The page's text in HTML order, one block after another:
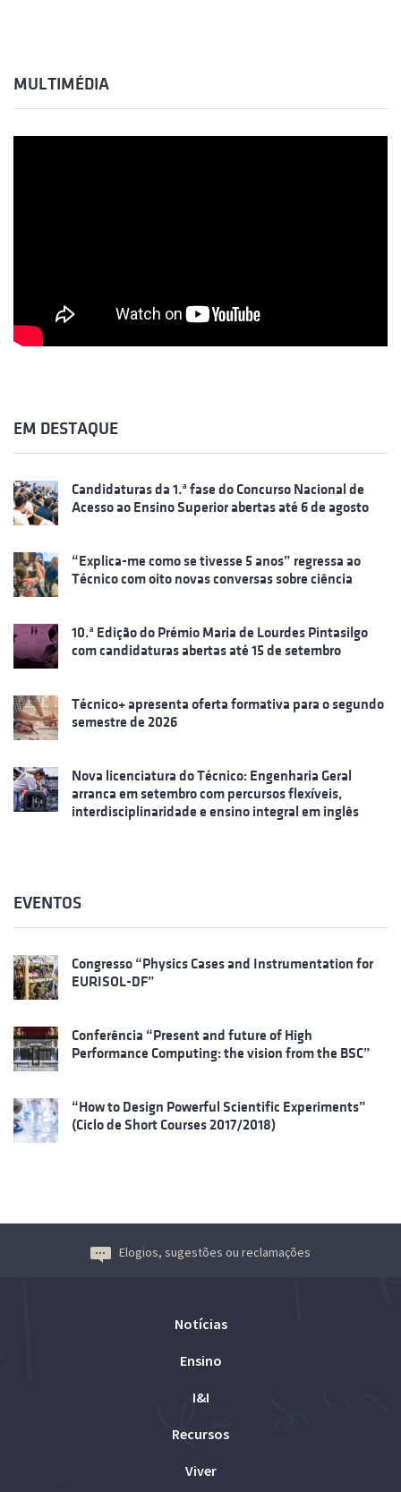
MULTIMÉDIA
EM DESTAQUE
Candidaturas da 1.ª fase do Concurso Nacional de
Acesso ao Ensino Superior abertas até 6 de agosto
“Explica-me como se tivesse 5 anos” regressa ao
Técnico com oito novas conversas sobre ciência
10.ª Edição do Prémio Maria de Lourdes Pintasilgo
com candidaturas abertas até 15 de setembro
Técnico+ apresenta oferta formativa para o segundo
semestre de 2026
Nova licenciatura do Técnico: Engenharia Geral
arranca em setembro com percursos flexíveis,
interdisciplinaridade e ensino integral em inglês
EVENTOS
Congresso “Physics Cases and Instrumentation for
EURISOL-DF”
Conferência “Present and future of High
Performance Computing: the vision from the BSC”
“How to Design Powerful Scientific Experiments”
(Ciclo de Short Courses 2017/2018)
Elogios, sugestões ou reclamações
Notícias
Ensino
I&I
Recursos
Viver